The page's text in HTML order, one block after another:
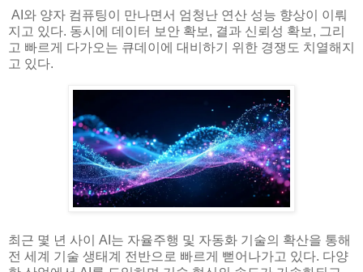
AI와 양자 컴퓨팅이 만나면서 엄청난 연산 성능 향상이 이뤄
지고 있다. 동시에 데이터 보안 확보, 결과 신뢰성 확보, 그리
고 빠르게 다가오는 큐데이에 대비하기 위한 경쟁도 치열해지
고 있다.
최근 몇 년 사이 AI는 자율주행 및 자동화 기술의 확산을 통해
전 세계 기술 생태계 전반으로 빠르게 뻗어나가고 있다. 다양